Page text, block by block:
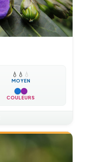
💧 💧 💧
MOYEN
COULEURS